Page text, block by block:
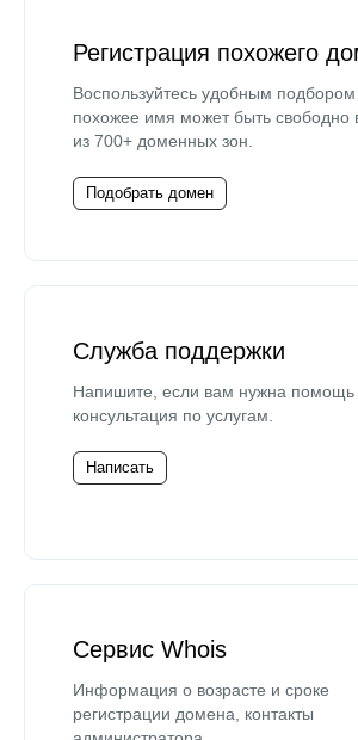
Регистрация похожего
Воспользуйтесь удобным
похожее имя может быть свободно
из 700+ доменных зон.
Подобрать домен
Служба поддержки
Напишите, если вам нужна помощь
консультация по услугам.
Написать
Сервис Whois
Информация о возрасте и сроке
регистрации домена, контакты